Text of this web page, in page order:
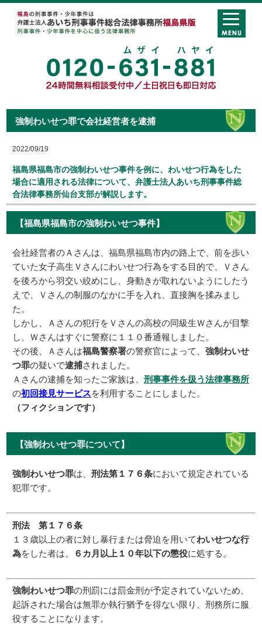
強制わいせつ罪で会社経営者を逮捕
2022/09/19
福島県福島市の強制わいせつ事件を例に、わいせつ行為をした
場合に適用される法律について、弁護士法人あいち刑事事件総
合法律事務所仙台支部が解説します。
【福島県福島市の強制わいせつ事件】
会社経営者のＡさんは、福島県福島市内の路上で、前を歩い
ていた女子高生Ｖさんにわいせつ行為をする目的で、Ｖさん
を後ろから羽交い絞めにし、身動きが取れないようにしたう
えで、Ｖさんの制服のなかに手を入れ、直接胸を揉みまし
た。
しかし、Ａさんの犯行をＶさんの高校の同級生Ｗさんが目撃
し、Ｗさんはすぐに警察に１１０番通報しました。
その後、Ａさんは福島警察署の警察官によって、強制わいせ
つ罪の疑いで逮捕されました。
Ａさんの逮捕を知ったご家族は、刑事事件を扱う法律事務所
の初回接見サービスを利用することにしました。
（フィクションです）
【強制わいせつ罪について】
強制わいせつ罪は、刑法第１７６条において規定されている
犯罪です。
刑法 第１７６条
１３歳以上の者に対し暴行または脅迫を用いてわいせつな行
為をした者は、 ６カ月以上１０年以下の懲役に処する。
強制わいせつ罪の刑罰には罰金刑が予定されていないため、
起訴された場合は無罪か執行猶予を得ない限り、刑務所に服
役することになります。